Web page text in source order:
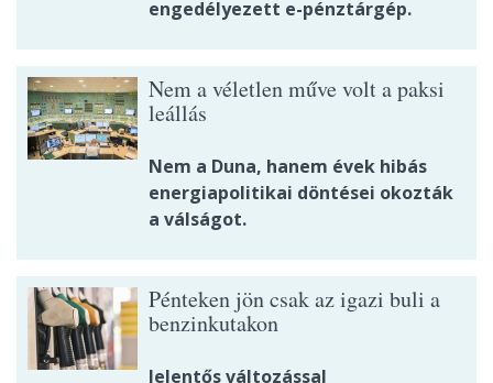
engedélyezett e-pénztárgép.
Nem a véletlen műve volt a paksi
leállás
Nem a Duna, hanem évek hibás
energiapolitikai döntései okozták
a válságot.
Pénteken jön csak az igazi buli a
benzinkutakon
Jelentős változással